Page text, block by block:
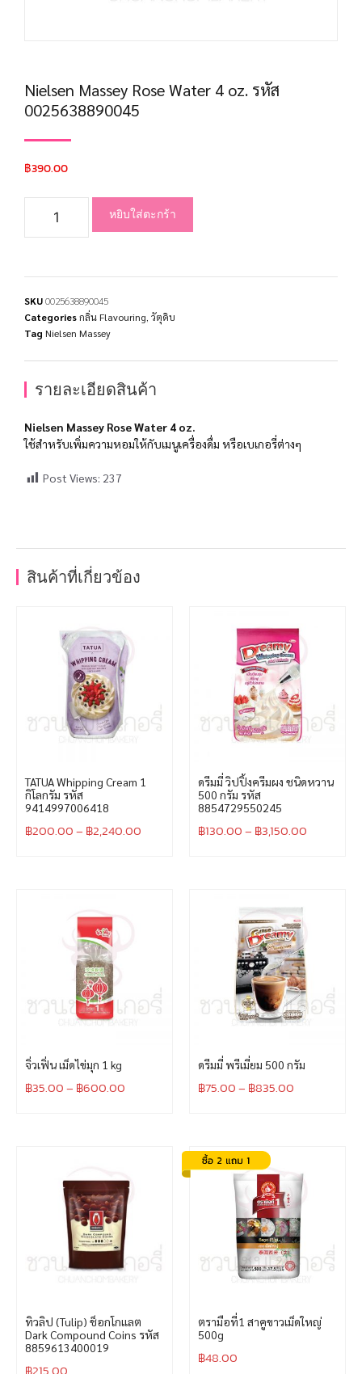
Nielsen Massey Rose Water 4 oz. รหัส
0025638890045
฿390.00
หยิบใส่ตะกร้า
SKU0025638890045
Categoriesกลิ่น Flavouring วัตุดิบ
Tag Nielsen Massey
รายละเอียดสินค้า
Nielsen Massey Rose Water 4 oz.
ใช้สำหรับเพิ่มความหอมให้กับเมนูเครื่องดื่ม หรือเบเกอรี่ต่างๆ
Post Views: 237
สินค้าที่เกี่ยวข้อง
TATUA Whipping Cream 1
กิโลกรัม รหัส
9414997006418
฿200.00– ฿2,240.00
ดรีมมี่ วิปปิ้งครีมผง ชนิดหวาน
500 กรัม รหัส
8854729550245
฿130.00– ฿3,150.00
จิ่วเฟิ่น เม็ดไข่มุก 1 kg
฿35.00– ฿600.00
ดรีมมี่ พรีเมี่ยม 500 กรัม
฿75.00– ฿835.00
ทิวลิป (Tulip) ช็อกโกแลต
Dark Compound Coins รหัส
8859613400019
ตรามือที่1 สาคูขาวเม็ดใหญ่
500g
฿48.00